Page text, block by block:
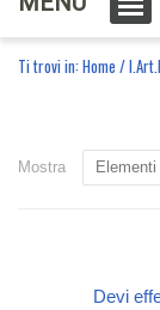
Ti trovi in: Home /
Mostra
Devi